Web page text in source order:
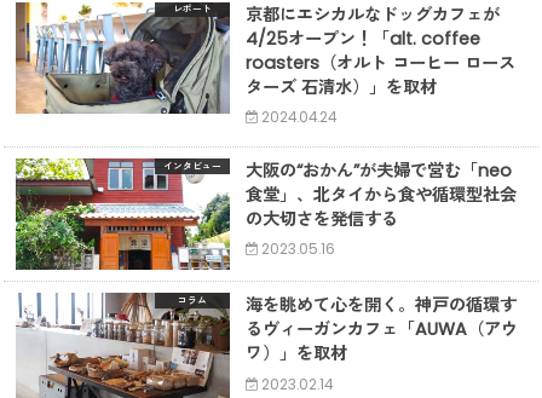
レポート
京都にエシカルなドッグカフェが
4/25オープン！「alt. coffee
roasters（オルト コーヒー ロース
ターズ 石清水）」を取材
2024.04.24
インタビュー
大阪の“おかん”が夫婦で営む「neo
食堂」、北タイから食や循環型社会
の大切さを発信する
2023.05.16
コラム
海を眺めて心を開く。神戸の循環す
るヴィーガンカフェ「AUWA（アウ
ワ）」を取材
2023.02.14